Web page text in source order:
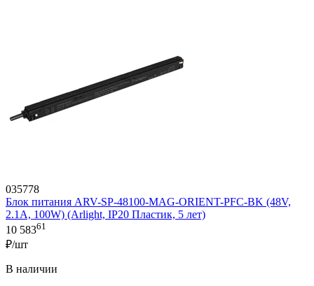
035778
Блок питания ARV-SP-48100-MAG-ORIENT-PFC-BK (48V,
2.1A, 100W) (Arlight, IP20 Пластик, 5 лет)
10 58361
₽/шт
В наличии